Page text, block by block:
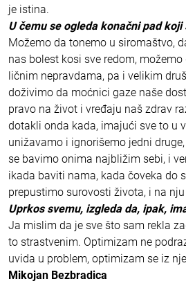
je istina.
U čemu se ogleda konačni pad koji
Možemo da tonemo u siromaštvo,
nas bolest kosi sve redom,
ličnim nepravdama, pa i velikim
doživimo da moćnici gaze naše
pravo na život i vređaju naš zdrav
dotakli onda kada, imajući sve to u
unižavamo i ignorišemo jedni
se bavimo onima najbližim sebi, i
ikada baviti nama, kada čoveka do
prepustimo surovosti života, i na
Uprkos svemu, izgleda da, ipak,
Ja mislim da je sve što sam rekla
to strastvenim. Optimizam ne
uvida u problem, optimizam se iz
Mikojan Bezbradica